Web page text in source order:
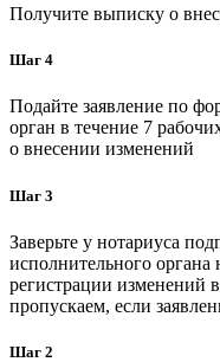
Получите выписку о
Шаг 4
Подайте заявление по
орган в течение 7
о внесении изменений
Шаг 3
Заверьте у нотариуса
исполнительного органа
регистрации
пропускаем, если
Шаг 2